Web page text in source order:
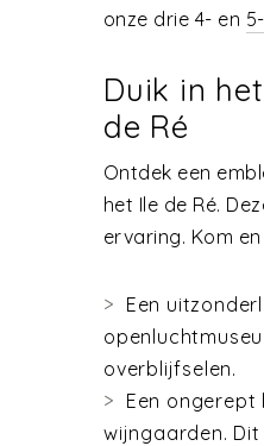
onze drie 4- en
Duik in
de Ré
Ontdek een
het Ile de Ré.
ervaring. Kom
Een
overblijfselen.
Een ongerept
wijngaarden.